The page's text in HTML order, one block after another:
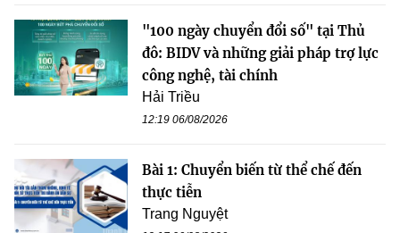
"100 ngày chuyển đổi số" tại Thủ
đô: BIDV và những giải pháp trợ lực
công nghệ, tài chính
Hải Triều
12:19 06/08/2026
Bài 1: Chuyển biến từ thể chế đến
thực tiễn
Trang Nguyệt